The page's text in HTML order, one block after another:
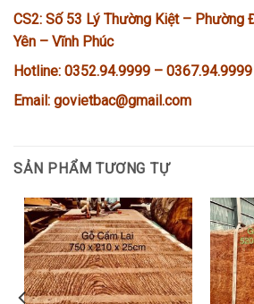
CS2: Số 53 Lý Thường Kiệt – Phường
Yên – Vĩnh Phúc
Hotline: 0352.94.9999 – 0367.94.9999
Email: govietbac@gmail.com
SẢN PHẨM TƯƠNG TỰ